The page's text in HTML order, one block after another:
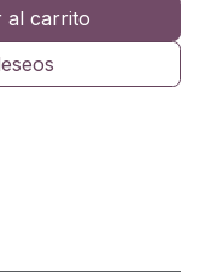
al carrito